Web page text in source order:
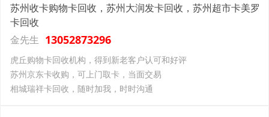
苏州收卡购物卡回收，苏州大润发卡回收，苏州超市卡美罗
卡回收
金先生 13052873296
虎丘购物卡回收机构，得到新老客户认可和好评
苏州京东卡收购，可上门取卡，当面交易
相城瑞祥卡回收，随时加我，时时沟通